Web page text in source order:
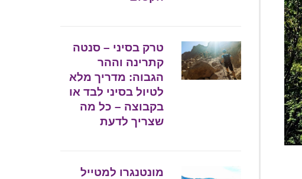
טרק בסיני – סנטה
קתרינה וההר
הגבוה: מדריך מלא
לטיול בסיני לבד או
בקבוצה – כל מה
שצריך לדעת
מונטנגרו למטייל